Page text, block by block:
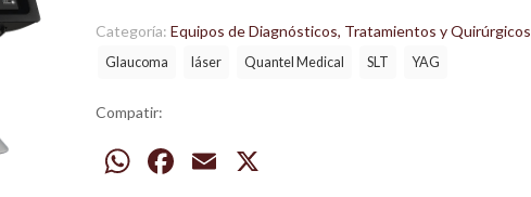
Categoría: Equipos de Diagnósticos, Tratamientos y Quirúrgicos
Glaucoma láser Quantel Medical SLT YAG
Compatir:
WhatsApp
Facebook
Email